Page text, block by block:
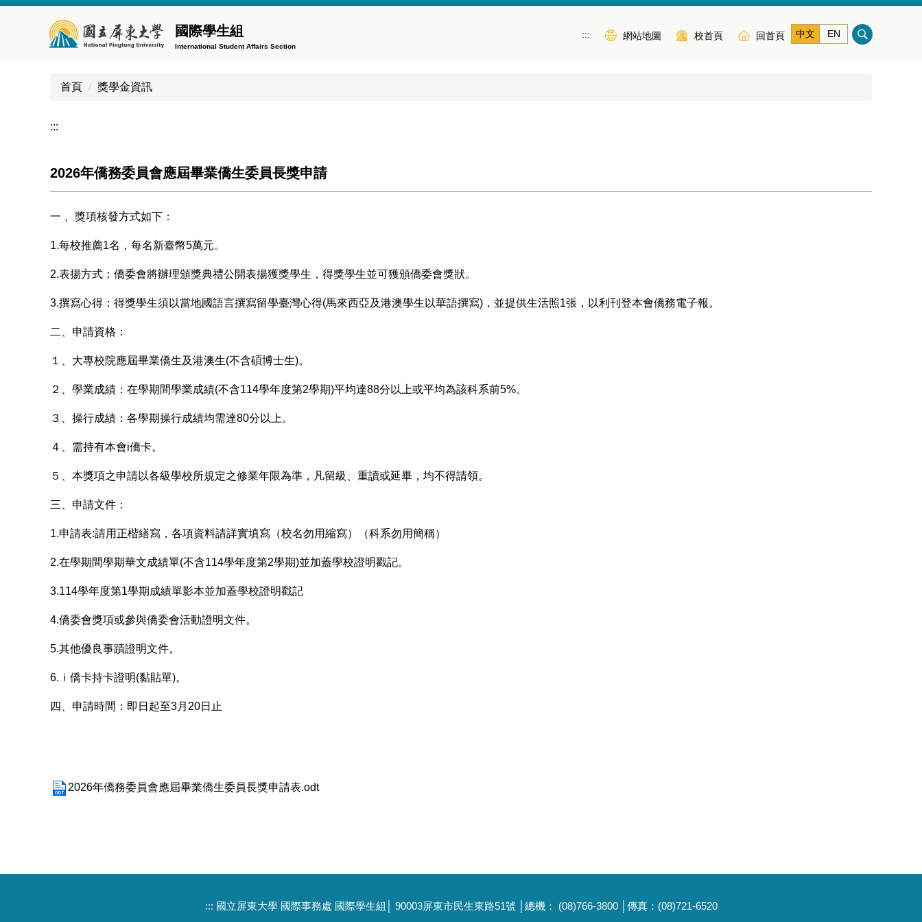
國際學生組
International Student Affairs Section
::: 網站地圖 校首頁 回首頁 中文 EN
首頁 獎學金資訊
:::
2026年僑務委員會應屆畢業僑生委員長獎申請
一 、獎項核發方式如下：
1.每校推薦1名，每名新臺幣5萬元。
2.表揚方式：僑委會將辦理頒獎典禮公開表揚獲獎學生，得獎學生並可獲頒僑委會獎狀。
3.撰寫心得：得獎學生須以當地國語言撰寫留學臺灣心得(馬來西亞及港澳學生以華語撰寫)，並提供生活照1張，以利刊登本會僑務電子報。
二、申請資格：
１、大專校院應屆畢業僑生及港澳生(不含碩博士生)。
２、學業成績：在學期間學業成績(不含114學年度第2學期)平均達88分以上或平均為該科系前5%。
３、操行成績：各學期操行成績均需達80分以上。
４、需持有本會i僑卡。
５、本獎項之申請以各級學校所規定之修業年限為準，凡留級、重讀或延畢，均不得請領。
三、申請文件：
1.申請表:請用正楷繕寫，各項資料請詳實填寫（校名勿用縮寫）（科系勿用簡稱）
2.在學期間學期華文成績單(不含114學年度第2學期)並加蓋學校證明戳記。
3.114學年度第1學期成績單影本並加蓋學校證明戳記
4.僑委會獎項或參與僑委會活動證明文件。
5.其他優良事蹟證明文件。
6.ｉ僑卡持卡證明(黏貼單)。
四、申請時間：即日起至3月20日止
2026年僑務委員會應屆畢業僑生委員長獎申請表.odt
::: 國立屏東大學 國際事務處 國際學生組│ 90003屏東市民生東路51號 │總機： (08)766-3800 │傳真：(08)721-6520